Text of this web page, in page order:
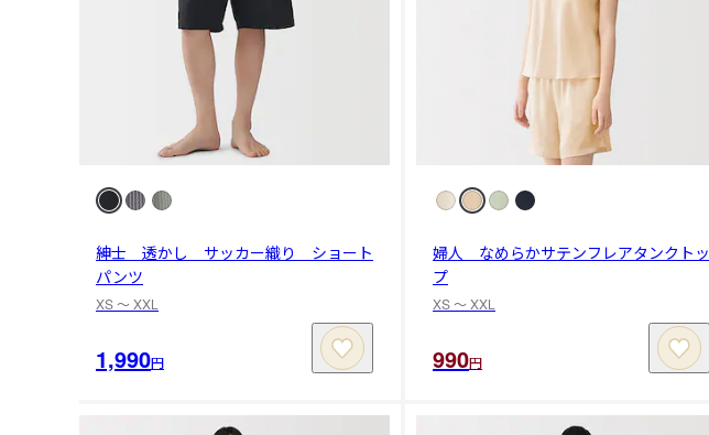
紳士 透かし サッカー織り ショート
パンツ
XS 〜 XXL
1,990円
婦人 なめらかサテンフレアタンクトッ
プ
XS 〜 XXL
990円